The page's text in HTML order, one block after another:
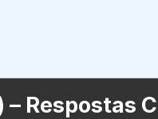
Respostas